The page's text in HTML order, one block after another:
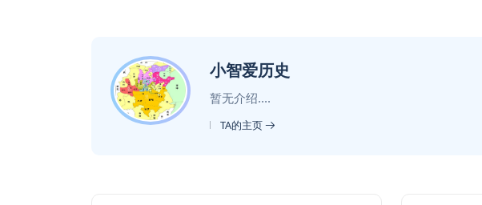
小智爱历史
暂无介绍....
TA的主页